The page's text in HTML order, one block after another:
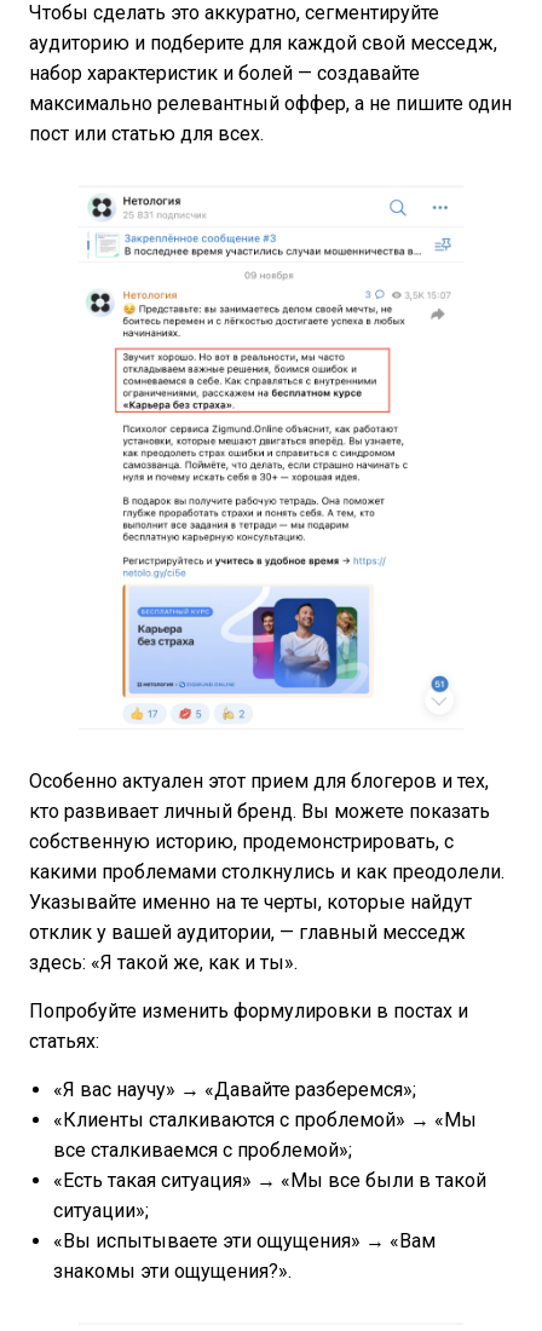
Чтобы сделать это аккуратно, сегментируйте
аудиторию и подберите для каждой свой месседж,
набор характеристик и болей — создавайте
максимально релевантный оффер, а не пишите один
пост или статью для всех.
Особенно актуален этот прием для блогеров и тех,
кто развивает личный бренд. Вы можете показать
собственную историю, продемонстрировать, с
какими проблемами столкнулись и как преодолели.
Указывайте именно на те черты, которые найдут
отклик у вашей аудитории, — главный месседж
здесь: «Я такой же, как и ты».
Попробуйте изменить формулировки в постах и
статьях:
«Я вас научу» → «Давайте разберемся»;
«Клиенты сталкиваются с проблемой» → «Мы
все сталкиваемся с проблемой»;
«Есть такая ситуация» → «Мы все были в такой
ситуации»;
«Вы испытываете эти ощущения» → «Вам
знакомы эти ощущения?».